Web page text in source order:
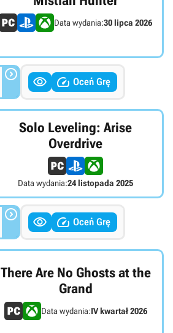
Data wydania:30 lipca 2026
   Oceń Grę
Solo Leveling: Arise
Overdrive
Data wydania:24 listopada 2025
   Oceń Grę
There Are No Ghosts at the
Grand
Data wydania:IV kwartał 2026